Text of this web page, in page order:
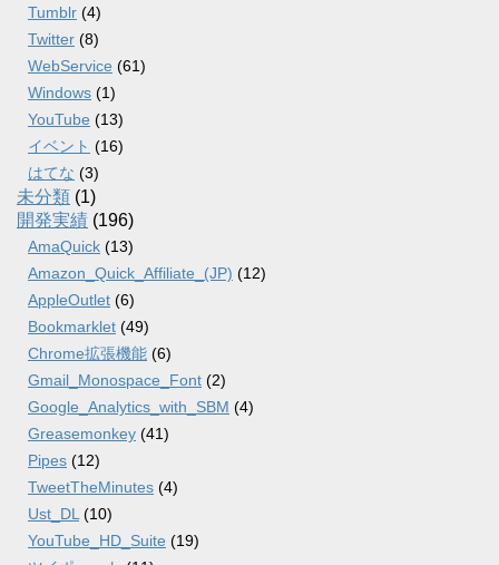
Tumblr (4)
Twitter (8)
WebService (61)
Windows (1)
YouTube (13)
イベント (16)
はてな (3)
未分類 (1)
開発実績 (196)
AmaQuick (13)
Amazon_Quick_Affiliate_(JP) (12)
AppleOutlet (6)
Bookmarklet (49)
Chrome拡張機能 (6)
Gmail_Monospace_Font (2)
Google_Analytics_with_SBM (4)
Greasemonkey (41)
Pipes (12)
TweetTheMinutes (4)
Ust_DL (10)
YouTube_HD_Suite (19)